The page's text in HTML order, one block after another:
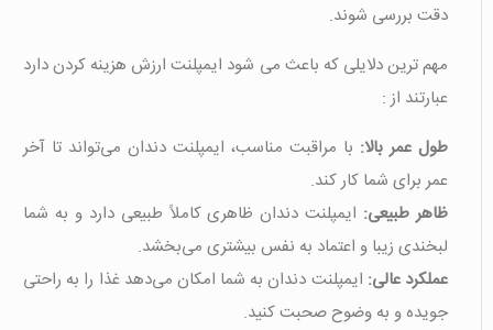
دقت بررسی شوند.
مهم ترین دلایلی که باعث می شود ایمپلنت ارزش هزینه کردن دارد
عبارتند از :
طول عمر بالا: با مراقبت مناسب، ایمپلنت دندان می‌تواند تا آخر
عمر برای شما کار کند.
ظاهر طبیعی: ایمپلنت دندان ظاهری کاملاً طبیعی دارد و به شما
لبخندی زیبا و اعتماد به نفس بیشتری می‌بخشد.
عملکرد عالی: ایمپلنت دندان به شما امکان می‌دهد غذا را به راحتی
جویده و به وضوح صحبت کنید.